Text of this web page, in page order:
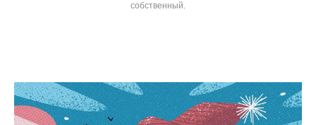
собственный.